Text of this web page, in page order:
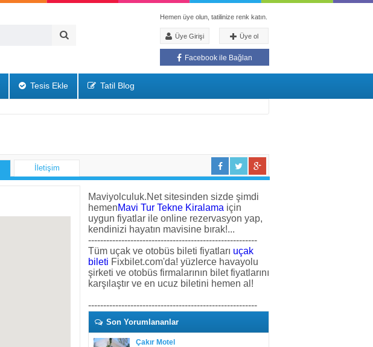
Hemen üye olun, tatilinize renk katın.
Üye Girişi Üye ol
Facebook ile Bağlan
Tesis Ekle Tatil Blog
İletişim
Maviyolculuk.Net sitesinden sizde şimdi
hemenMavi Tur Tekne Kiralama için
uygun fiyatlar ile online rezervasyon yap,
kendinizi hayatın mavisine bırak!...
--------------------------------------------------------
Tüm uçak ve otobüs bileti fiyatları uçak
bileti Fixbilet.com'da! yüzlerce havayolu
şirketi ve otobüs firmalarının bilet fiyatlarını
karşılaştır ve en ucuz biletini hemen al!
--------------------------------------------------------
Son Yorumlananlar
Çakır Motel